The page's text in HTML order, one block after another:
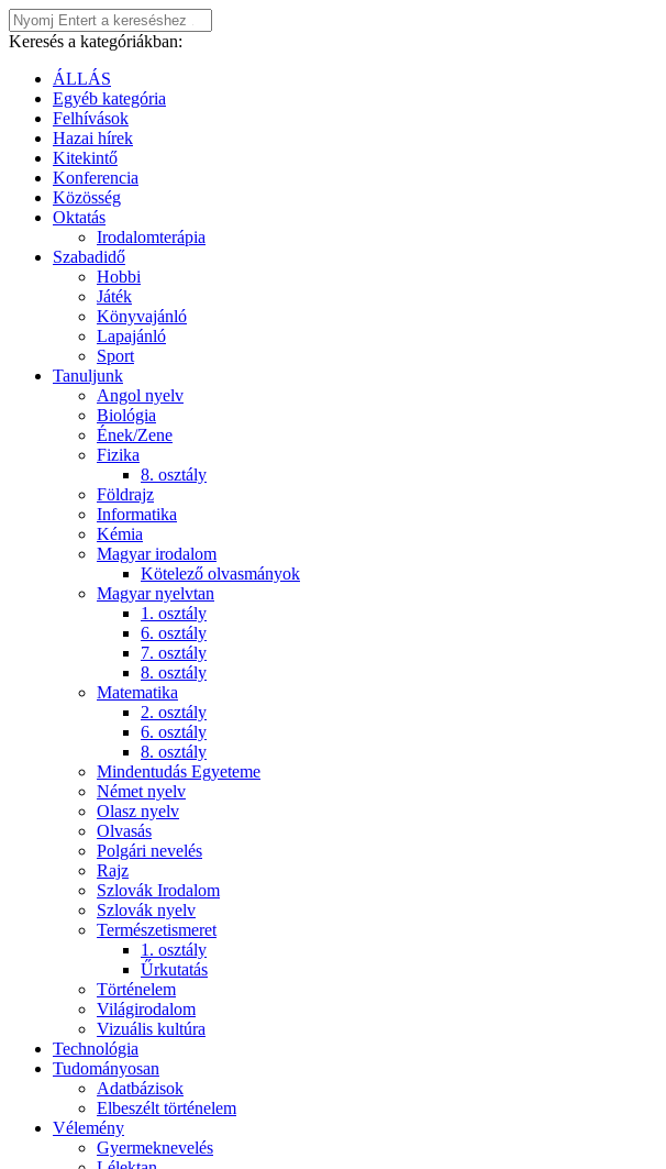
Keresés a kategóriákban:
ÁLLÁS
Egyéb kategória
Felhívások
Hazai hírek
Kitekintő
Konferencia
Közösség
Oktatás
Irodalomterápia
Szabadidő
Hobbi
Játék
Könyvajánló
Lapajánló
Sport
Tanuljunk
Angol nyelv
Biológia
Ének/Zene
Fizika
8. osztály
Földrajz
Informatika
Kémia
Magyar irodalom
Kötelező olvasmányok
Magyar nyelvtan
1. osztály
6. osztály
7. osztály
8. osztály
Matematika
2. osztály
6. osztály
8. osztály
Mindentudás Egyeteme
Német nyelv
Olasz nyelv
Olvasás
Polgári nevelés
Rajz
Szlovák Irodalom
Szlovák nyelv
Természetismeret
1. osztály
Űrkutatás
Történelem
Világirodalom
Vizuális kultúra
Technológia
Tudományosan
Adatbázisok
Elbeszélt történelem
Vélemény
Gyermeknevelés